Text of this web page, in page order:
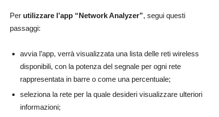
Per utilizzare l’app “Network Analyzer”, segui questi
passaggi:
avvia l’app, verrà visualizzata una lista delle reti wireless
disponibili, con la potenza del segnale per ogni rete
rappresentata in barre o come una percentuale;
seleziona la rete per la quale desideri visualizzare ulteriori
informazioni;